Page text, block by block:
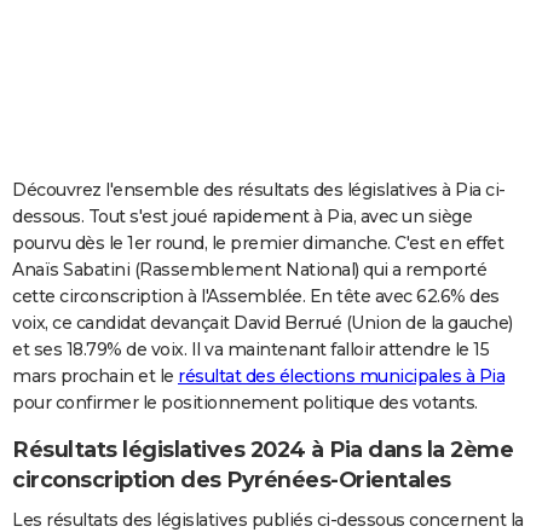
Carte de Noël
Carte Bonne année
Carte Saint-Valentin
Carte Pâques
Carte d'anniversaire
DICTIONNAIRE
Dictionnaire
Biographies
Citations
Expressions
Proverbes
PROGRAMME TV
COPAINS D'AVANT
Se connecter
Entreprises
Service militaire
Avis de recherche
AVIS DE DÉCÈS
Découvrez l'ensemble des résultats des législatives à Pia ci-
dessous. Tout s'est joué rapidement à Pia, avec un siège
pourvu dès le 1er round, le premier dimanche. C'est en effet
Anaïs Sabatini (Rassemblement National) qui a remporté
cette circonscription à l'Assemblée. En tête avec 62.6% des
voix, ce candidat devançait David Berrué (Union de la gauche)
et ses 18.79% de voix. Il va maintenant falloir attendre le 15
mars prochain et le résultat des élections municipales à Pia
pour confirmer le positionnement politique des votants.
Résultats législatives 2024 à Pia dans la 2ème
circonscription des Pyrénées-Orientales
Les résultats des législatives publiés ci-dessous concernent la